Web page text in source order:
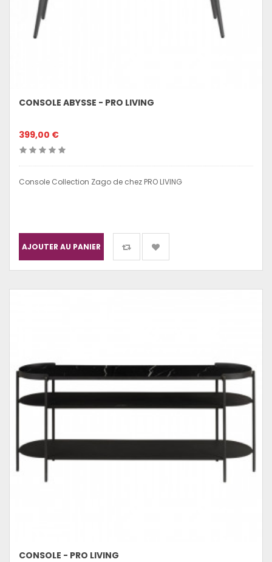
CONSOLE ABYSSE - PRO LIVING
399,00 €
Console Collection Zago de chez PRO LIVING
AJOUTER AU PANIER
CONSOLE - PRO LIVING